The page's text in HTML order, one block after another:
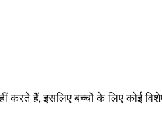
हैं, इसलिए बच्चों के लिए कोई विशेष